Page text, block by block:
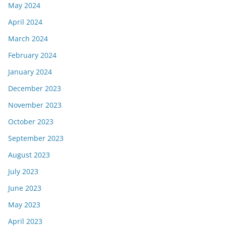
May 2024
April 2024
March 2024
February 2024
January 2024
December 2023
November 2023
October 2023
September 2023
August 2023
July 2023
June 2023
May 2023
April 2023